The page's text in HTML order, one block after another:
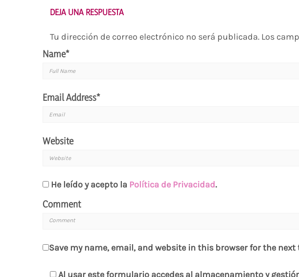
DEJA UNA RESPUESTA
Tu dirección de correo electrónico no será publicada. Los
Name*
Email Address*
Website
He leído y acepto la Política de Privacidad.
Comment
Save my name, email, and website in this browser for the
Al usar este formulario accedes al almacenamiento y